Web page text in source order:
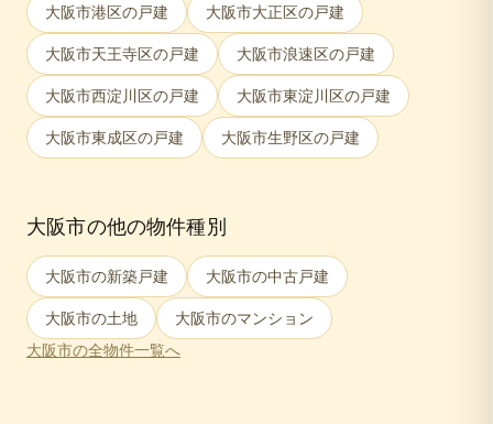
大阪市港区の戸建 大阪市大正区の戸建
大阪市天王寺区の戸建 大阪市浪速区の戸建
大阪市西淀川区の戸建 大阪市東淀川区の戸建
大阪市東成区の戸建 大阪市生野区の戸建
大阪市の他の物件種別
大阪市の新築戸建 大阪市の中古戸建
大阪市の土地 大阪市のマンション
大阪市の全物件一覧へ